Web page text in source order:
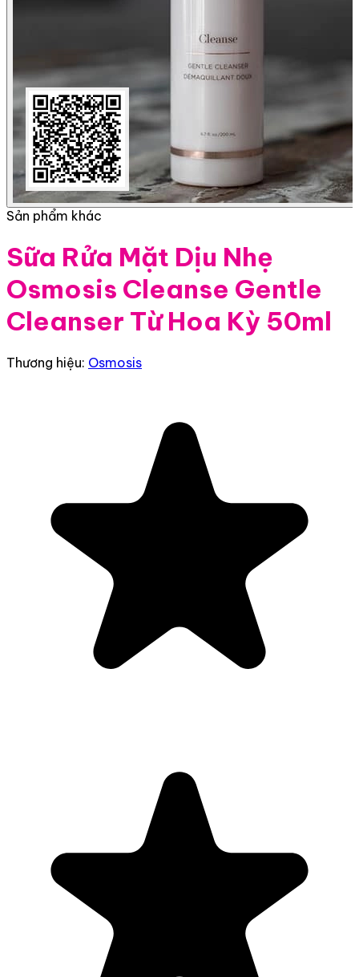
Sản phẩm khác
Sữa Rửa Mặt Dịu Nhẹ
Osmosis Cleanse Gentle
Cleanser Từ Hoa Kỳ 50ml
Thương hiệu: Osmosis